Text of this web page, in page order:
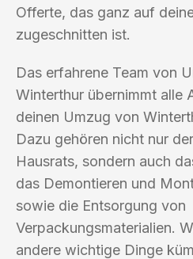
Offerte, das ganz auf
zugeschnitten ist.
Das erfahrene Team von
Winterthur übernimmt alle
deinen Umzug von
Dazu gehören nicht nur
Hausrats, sondern auch
das Demontieren und
sowie die Entsorgung von
Verpackungsmaterialien.
andere wichtige Dinge